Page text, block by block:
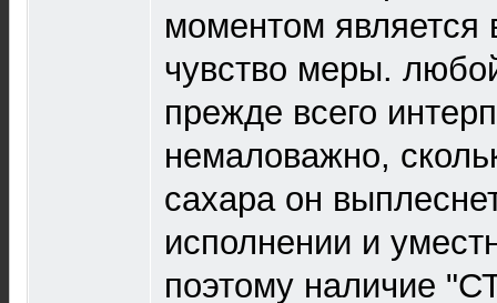
моментом является
чувство меры.
прежде всего
немаловажно,
сахара он
исполнении и
поэтому наличие